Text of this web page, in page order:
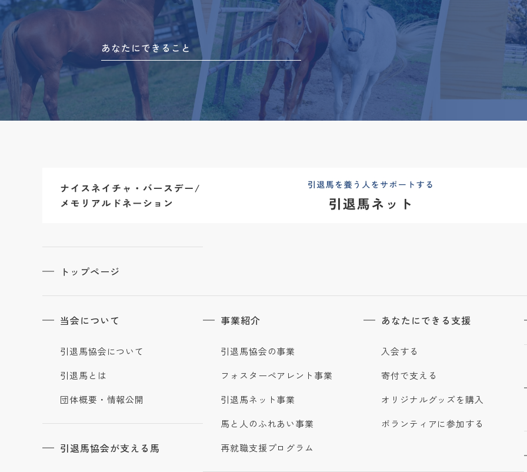
あなたにできること
トップページ
当会について
引退馬協会について
引退馬とは
団体概要・情報公開
引退馬協会が支える馬
事業紹介
引退馬協会の事業
フォスターペアレント事業
引退馬ネット事業
馬と人のふれあい事業
再就職支援プログラム
あなたにできる支援
入会する
寄付で支える
オリジナルグッズを購入
ボランティアに参加する